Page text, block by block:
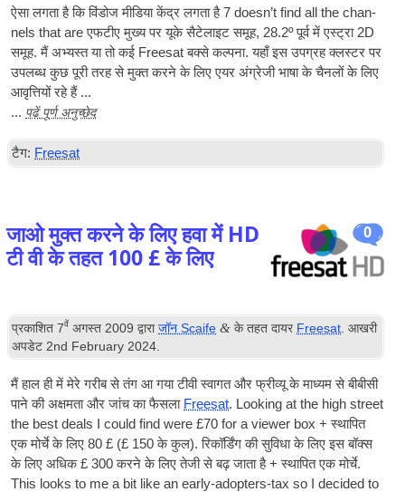
ऐसा लगता है कि विंडोज मीडिया केंद्र लगता है 7does­n’t find all the chan­
nels that are एफटीएमुख्य परयूकेसैटेलाइट समूह, 28.2º पूर्व में एस्ट्रा 2D
समूह. मैं अभ्यस्त या तो कई Freesat बक्से कल्पना. यहाँ इस उपग्रह क्लस्टर पर
उपलब्ध कुछ पूरी तरह से मुक्त करने के लिए एयर अंग्रेजी भाषा के चैनलों के लिए
आवृत्तियों रहे हैं ...
... पढ़ें पूर्ण अनुच्छेद
टैग: Freesat
0
जाओ मुक्त करने के लिए हवा में HD
टी वी के तहत 100 £ के लिए
प्रकाशित7वें अगस्त 2009 द्वाराजॉन Scaife & के तहत दायर Freesat . आखरी
अपडेट 2nd February 2024
मैं हाल ही में मेरे गरीब से तंग आ गयाटीवीस्वागत और फ्रीव्यू के माध्यम से बीबीसी
पाने की अक्षमता और जांच का फैसला Freesat. Look­ing at the high street
the best deals I could find were £70 for a view­er box + स्थापित
एक मोर्चे के लिए 80 £ (£ 150 के कुल). रिकॉर्डिंग की सुविधा के लिए इस बॉक्स
के लिए अधिक £ 300 करने के लिए तेजी से बढ़ जाता है + स्थापित एक मोर्चे.
This looks to me a bit like an early-adop­ters-tax so I decided to